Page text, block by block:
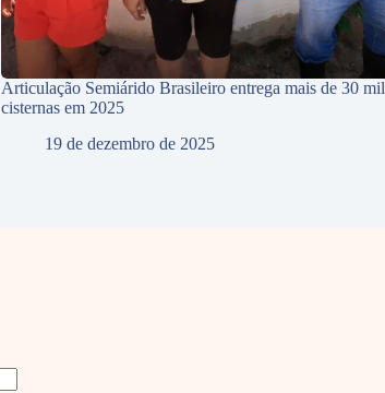
Articulação Semiárido Brasileiro entrega mais de 30 mil
cisternas em 2025
19 de dezembro de 2025